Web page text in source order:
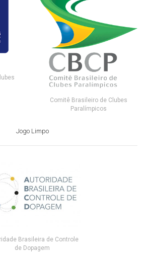
Comitê Brasileiro de Clubes
Paralímpicos
Jogo Limpo
Brasileira de Controle
de Dopagem